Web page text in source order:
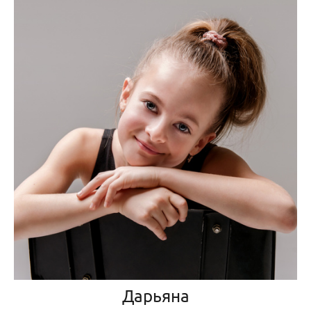
Дарьяна